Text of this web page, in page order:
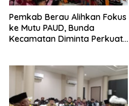
Pemkab Berau Alihkan Fokus
ke Mutu PAUD, Bunda
Kecamatan Diminta Perkuat